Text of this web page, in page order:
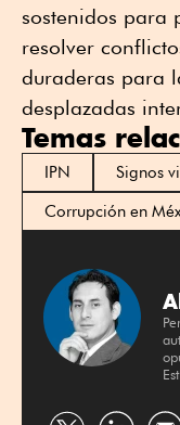
sostenidos para
resolver
duraderas para
desplazadas
Temas
IPN Signos
Corrupción en